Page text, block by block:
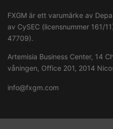
FXGM är ett varumärke av
av CySEC (licensnummer 161/
47709).
Artemisia Business Center, 14
våningen, Office 201, 2014
info@fxgm.com